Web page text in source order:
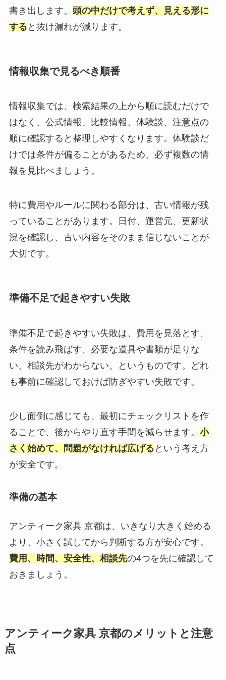
書き出します。 頭の中だけで考えず、見える形に
する と抜け漏れが減ります。
情報収集で見るべき順番
情報収集では、検索結果の上から順に読むだけで
はなく、公式情報、比較情報、体験談、注意点の
順に確認すると整理しやすくなります。体験談だ
けでは条件が偏ることがあるため、必ず複数の情
報を見比べましょう。
特に費用やルールに関わる部分は、古い情報が残
っていることがあります。日付、運営元、更新状
況を確認し、古い内容をそのまま信じないことが
大切です。
準備不足で起きやすい失敗
準備不足で起きやすい失敗は、費用を見落とす、
条件を読み飛ばす、必要な道具や書類が足りな
い、相談先がわからない、というものです。どれ
も事前に確認しておけば防ぎやすい失敗です。
少し面倒に感じても、最初にチェックリストを作
ることで、後からやり直す手間を減らせます。 小
さく始めて、問題がなければ広げる という考え方
が安全です。
準備の基本
アンティーク家具 京都は、いきなり大きく始める
より、小さく試してから判断する方が安心です。
費用、時間、安全性、相談先の4つを先に確認して
おきましょう。
アンティーク家具 京都のメリットと注意
点